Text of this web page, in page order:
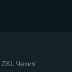
Чехия